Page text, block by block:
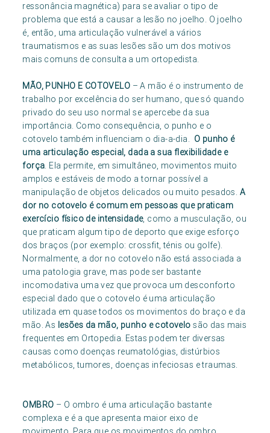
ressonância magnética) para se avaliar o tipo de
problema que está a causar a lesão no joelho. O joelho
é, então, uma articulação vulnerável a vários
traumatismos e as suas lesões são um dos motivos
mais comuns de consulta a um ortopedista.
MÃO, PUNHO E COTOVELO – A mão é o instrumento de
trabalho por excelência do ser humano, que só quando
privado do seu uso normal se apercebe da sua
importância. Como consequência, o punho e o
cotovelo também influenciam o dia-a-dia. O punho é
uma articulação especial, dada a sua flexibilidade e
força. Ela permite, em simultâneo, movimentos muito
amplos e estáveis de modo a tornar possível a
manipulação de objetos delicados ou muito pesados. A
dor no cotovelo é comum em pessoas que praticam
exercício físico de intensidade, como a musculação, ou
que praticam algum tipo de deporto que exige esforço
dos braços (por exemplo: crossfit, ténis ou golfe).
Normalmente, a dor no cotovelo não está associada a
uma patologia grave, mas pode ser bastante
incomodativa uma vez que provoca um desconforto
especial dado que o cotovelo é uma articulação
utilizada em quase todos os movimentos do braço e da
mão. As lesões da mão, punho e cotovelo são das mais
frequentes em Ortopedia. Estas podem ter diversas
causas como doenças reumatológias, distúrbios
metabólicos, tumores, doenças infeciosas e traumas.
OMBRO – O ombro é uma articulação bastante
complexa e é a que apresenta maior eixo de